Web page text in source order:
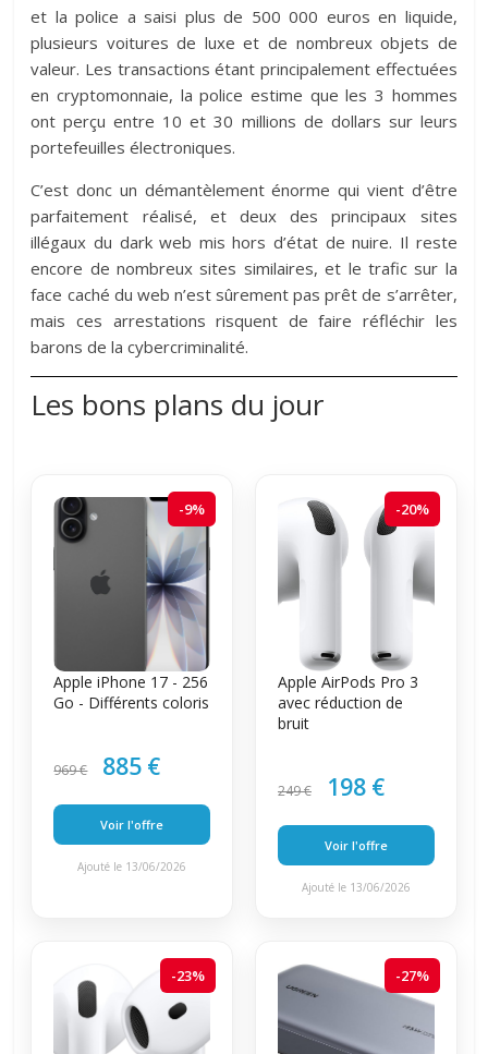
et la police a saisi plus de 500 000 euros en liquide,
plusieurs voitures de luxe et de nombreux objets de
valeur. Les transactions étant principalement effectuées
en cryptomonnaie, la police estime que les 3 hommes
ont perçu entre 10 et 30 millions de dollars sur leurs
portefeuilles électroniques.
C’est donc un démantèlement énorme qui vient d’être
parfaitement réalisé, et deux des principaux sites
illégaux du dark web mis hors d’état de nuire. Il reste
encore de nombreux sites similaires, et le trafic sur la
face caché du web n’est sûrement pas prêt de s’arrêter,
mais ces arrestations risquent de faire réfléchir les
barons de la cybercriminalité.
Les bons plans du jour
-9%
Apple iPhone 17 - 256
Go - Différents coloris
969 € 885 €
Voir l'offre
Ajouté le 13/06/2026
-20%
Apple AirPods Pro 3
avec réduction de
bruit
249 € 198 €
Voir l'offre
Ajouté le 13/06/2026
-23% -27%